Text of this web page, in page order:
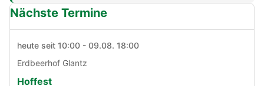
Nächste Termine
heute seit 10:00 - 09.08. 18:00
Erdbeerhof Glantz
Hoffest